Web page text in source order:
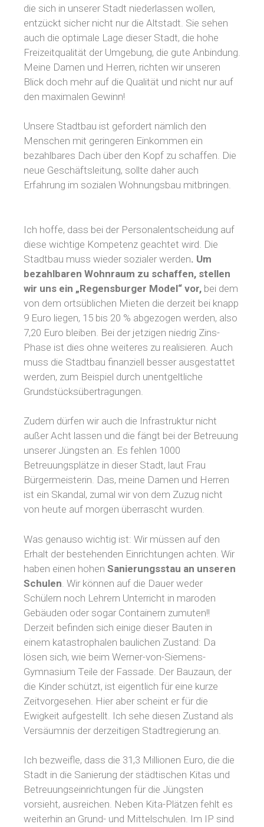
die sich in unserer Stadt niederlassen wollen,
entzückt sicher nicht nur die Altstadt. Sie sehen
auch die optimale Lage dieser Stadt, die hohe
Freizeitqualität der Umgebung, die gute Anbindung.
Meine Damen und Herren, richten wir unseren
Blick doch mehr auf die Qualität und nicht nur auf
den maximalen Gewinn!
Unsere Stadtbau ist gefordert nämlich den
Menschen mit geringeren Einkommen ein
bezahlbares Dach über den Kopf zu schaffen. Die
neue Geschäftsleitung, sollte daher auch
Erfahrung im sozialen Wohnungsbau mitbringen.
Ich hoffe, dass bei der Personalentscheidung auf
diese wichtige Kompetenz geachtet wird. Die
Stadtbau muss wieder sozialer werden. Um
bezahlbaren Wohnraum zu schaffen, stellen
wir uns ein „Regensburger Model“ vor, bei dem
von dem ortsüblichen Mieten die derzeit bei knapp
9 Euro liegen, 15 bis 20 % abgezogen werden, also
7,20 Euro bleiben. Bei der jetzigen niedrig Zins-
Phase ist dies ohne weiteres zu realisieren. Auch
muss die Stadtbau finanziell besser ausgestattet
werden, zum Beispiel durch unentgeltliche
Grundstücksübertragungen.
Zudem dürfen wir auch die Infrastruktur nicht
außer Acht lassen und die fängt bei der Betreuung
unserer Jüngsten an. Es fehlen 1000
Betreuungsplätze in dieser Stadt, laut Frau
Bürgermeisterin. Das, meine Damen und Herren
ist ein Skandal, zumal wir von dem Zuzug nicht
von heute auf morgen überrascht wurden.
Was genauso wichtig ist: Wir müssen auf den
Erhalt der bestehenden Einrichtungen achten. Wir
haben einen hohen Sanierungsstau an unseren
Schulen . Wir können auf die Dauer weder
Schülern noch Lehrern Unterricht in maroden
Gebäuden oder sogar Containern zumuten!!
Derzeit befinden sich einige dieser Bauten in
einem katastrophalen baulichen Zustand: Da
lösen sich, wie beim Werner-von-Siemens-
Gymnasium Teile der Fassade. Der Bauzaun, der
die Kinder schützt, ist eigentlich für eine kurze
Zeitvorgesehen. Hier aber scheint er für die
Ewigkeit aufgestellt. Ich sehe diesen Zustand als
Versäumnis der derzeitigen Stadtregierung an.
Ich bezweifle, dass die 31,3 Millionen Euro, die die
Stadt in die Sanierung der städtischen Kitas und
Betreuungseinrichtungen für die Jüngsten
vorsieht, ausreichen. Neben Kita-Plätzen fehlt es
weiterhin an Grund- und Mittelschulen. Im IP sind